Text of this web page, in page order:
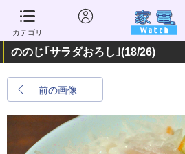
カテゴリ
ののじ｢サラダおろし｣(18/26)
前の画像